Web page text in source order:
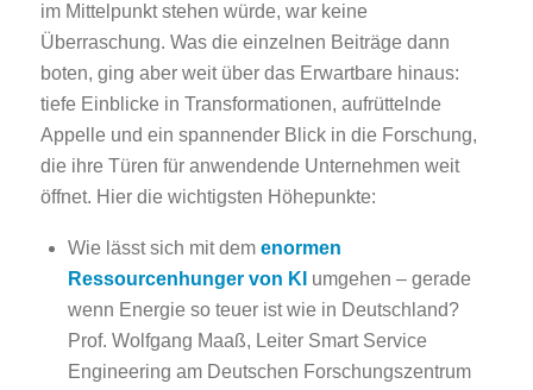
im Mittelpunkt stehen würde, war keine
Überraschung. Was die einzelnen Beiträge dann
boten, ging aber weit über das Erwartbare hinaus:
tiefe Einblicke in Transformationen, aufrüttelnde
Appelle und ein spannender Blick in die Forschung,
die ihre Türen für anwendende Unternehmen weit
öffnet. Hier die wichtigsten Höhepunkte:
Wie lässt sich mit dem enormen
Ressourcenhunger von KI umgehen – gerade
wenn Energie so teuer ist wie in Deutschland?
Prof. Wolfgang Maaß, Leiter Smart Service
Engineering am Deutschen Forschungszentrum